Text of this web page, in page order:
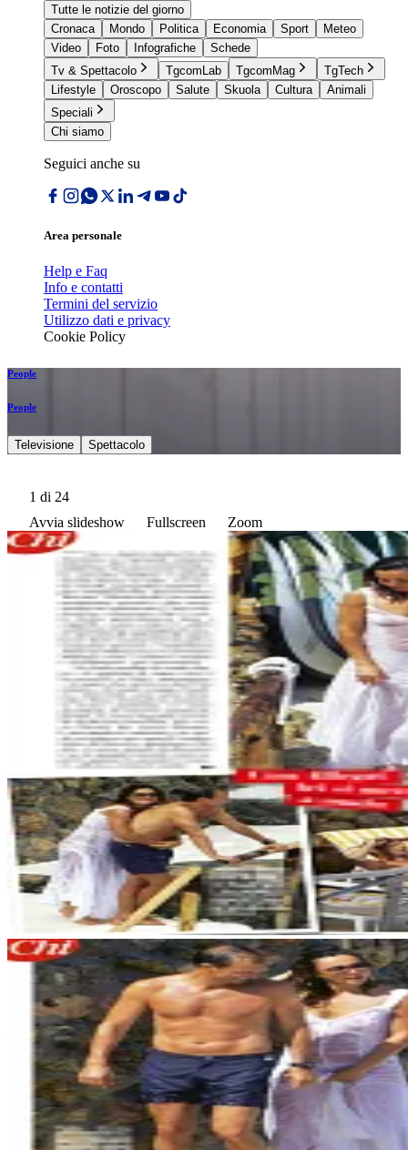
Tutte le notizie del giorno
Cronaca
Mondo Politica Economia Sport
Meteo
Video
Foto Infografiche
Schede
Tv & Spettacolo
TgcomLab TgcomMag
TgTech
Lifestyle
Oroscopo Salute Skuola Cultura
Animali
Speciali
Chi siamo
Seguici anche su
Area personale
Help e Faq
Info e contatti
Termini del servizio
Utilizzo dati e privacy
Cookie Policy
People
People
Televisione Spettacolo
1 di 24
Avvia slideshow
Fullscreen Zoom